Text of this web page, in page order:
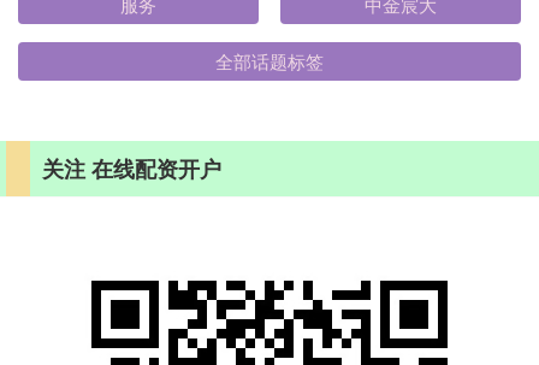
全部话题标签
关注 在线配资开户